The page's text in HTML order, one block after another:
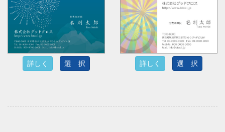
詳しく 選 択 詳しく 選 択